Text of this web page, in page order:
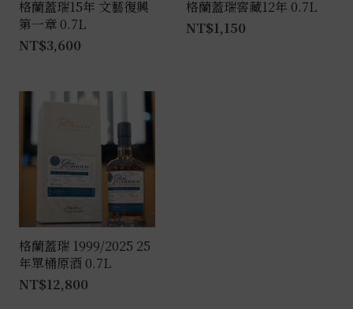
格蘭蓋瑞15年 文藝復興
第一章 0.7L
NT$3,600
格蘭蓋瑞窖藏12年 0.7L
NT$1,150
格蘭蓋瑞 1999/2025 25
年單桶原酒 0.7L
NT$12,800